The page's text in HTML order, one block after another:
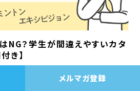
はNG？学生が間違えやすいカタ
き】
メルマガ登録